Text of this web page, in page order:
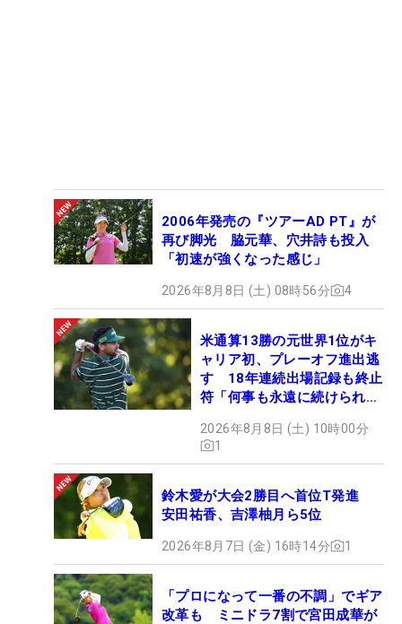
2006年発売の『ツアーAD PT』が
再び脚光 脇元華、穴井詩も投入
「初速が強くなった感じ」
2026年8月8日 (土) 08時56分 4
米通算13勝の元世界1位がキ
ャリア初、プレーオフ進出逃
す 18年連続出場記録も終止
符「何事も永遠に続けられな
2026年8月8日 (土) 10時00分
1
鈴木愛が大会2勝目へ首位T発進
安田祐香、吉澤柚月ら5位
2026年8月7日 (金) 16時14分 1
「プロになって一番の不調」でギア
改革も ミニドラ7割で宮田成華が